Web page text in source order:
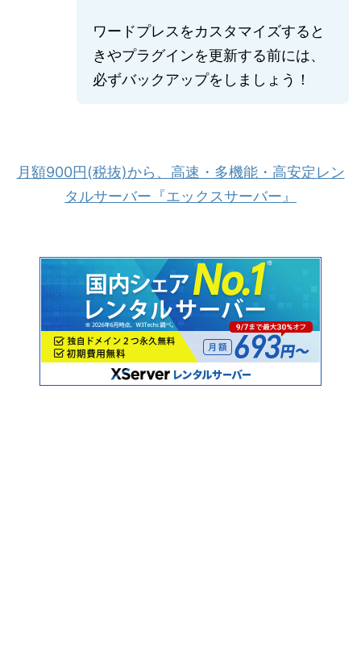
ワードプレスをカスタマイズすると
きやプラグインを更新する前には、
必ずバックアップをしましょう！
月額900円(税抜)から、高速・多機能・高安定レン
タルサーバー『エックスサーバー』